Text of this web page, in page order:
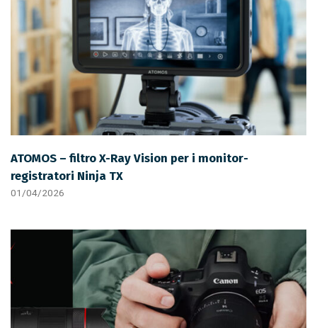
ATOMOS – filtro X-Ray Vision per i monitor-
registratori Ninja TX
01/04/2026